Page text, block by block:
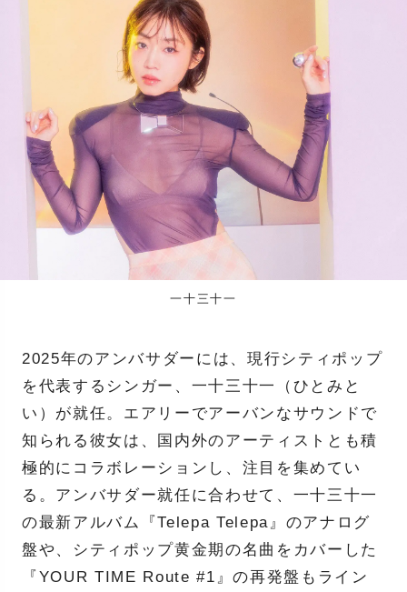
一十三十一
2025年のアンバサダーには、現行シティポップ
を代表するシンガー、一十三十一（ひとみと
い）が就任。エアリーでアーバンなサウンドで
知られる彼女は、国内外のアーティストとも積
極的にコラボレーションし、注目を集めてい
る。アンバサダー就任に合わせて、一十三十一
の最新アルバム『Telepa Telepa』のアナログ
盤や、シティポップ黄金期の名曲をカバーした
『YOUR TIME Route #1』の再発盤もライン